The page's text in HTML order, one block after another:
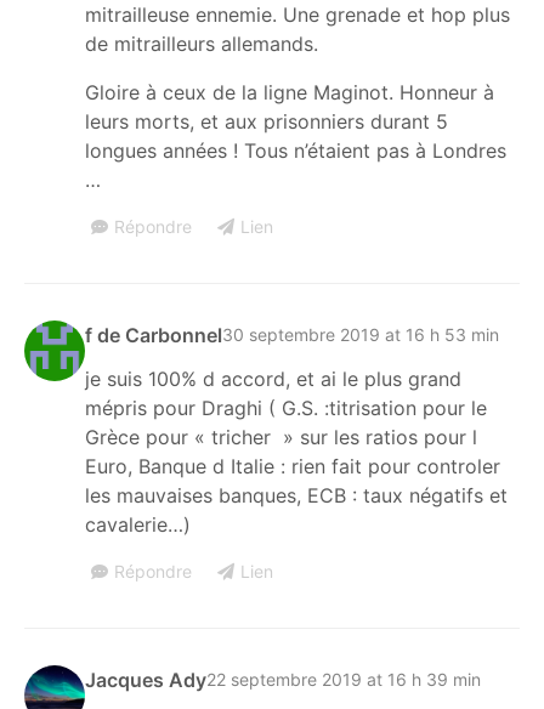
mitrailleuse ennemie. Une grenade et hop plus
de mitrailleurs allemands.
Gloire à ceux de la ligne Maginot. Honneur à
leurs morts, et aux prisonniers durant 5
longues années ! Tous n’étaient pas à Londres
…
Répondre Lien
f de Carbonnel30 septembre 2019 at 16 h 53 min
je suis 100% d accord, et ai le plus grand
mépris pour Draghi ( G.S. :titrisation pour le
Grèce pour « tricher » sur les ratios pour l
Euro, Banque d Italie : rien fait pour controler
les mauvaises banques, ECB : taux négatifs et
cavalerie…)
Répondre Lien
Jacques Ady22 septembre 2019 at 16 h 39 min